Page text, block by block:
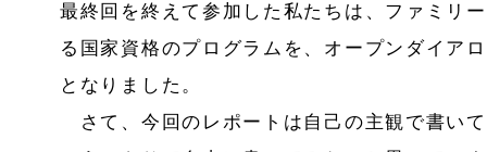
最終回を終えて参加した私たちは、ファミリ
る国家資格のプログラムを、オープンダイア
となりました。
さて、今回のレポートは自己の主観で書い